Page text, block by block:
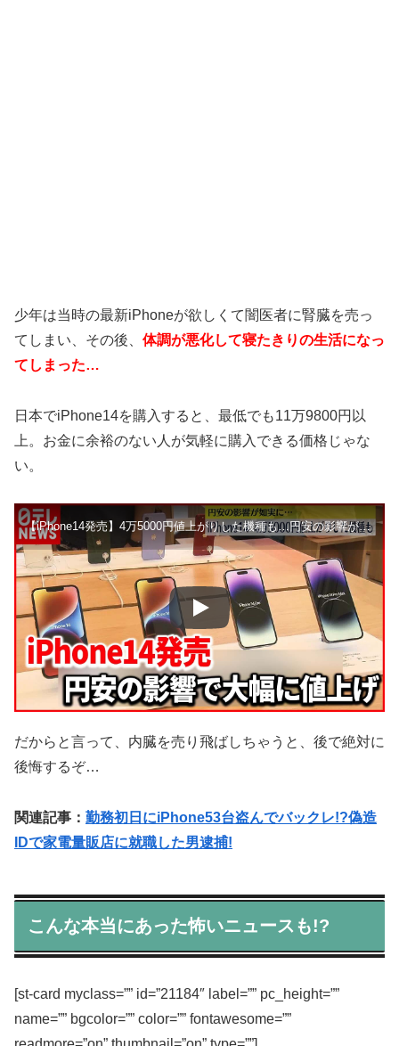
少年は当時の最新iPhoneが欲しくて闇医者に腎臓を売っ
てしまい、その後、 体調が悪化して寝たきりの生活になっ
てしまった…
日本でiPhone14を購入すると、最低でも11万9800円以
上。お金に余裕のない人が気軽に購入できる価格じゃな
い。
【iPhone14発売】4万5000円値上がりした機種も…円安の影響が如実に
だからと言って、内臓を売り飛ばしちゃうと、後で絶対に
後悔するぞ…
関連記事： 勤務初日にiPhone53台盗んでバックレ!?偽造
IDで家電量販店に就職した男逮捕!
こんな本当にあった怖いニュースも!?
[st-card myclass=”” id=”21184″ label=”” pc_height=””
name=”” bgcolor=”” color=”” fontawesome=””